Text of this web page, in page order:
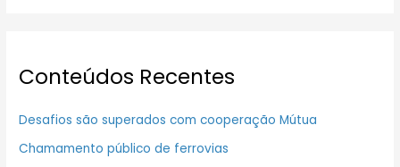
Conteúdos Recentes
Desafios são superados com cooperação Mútua
Chamamento público de ferrovias